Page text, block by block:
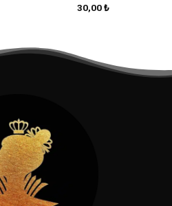
30,00₺